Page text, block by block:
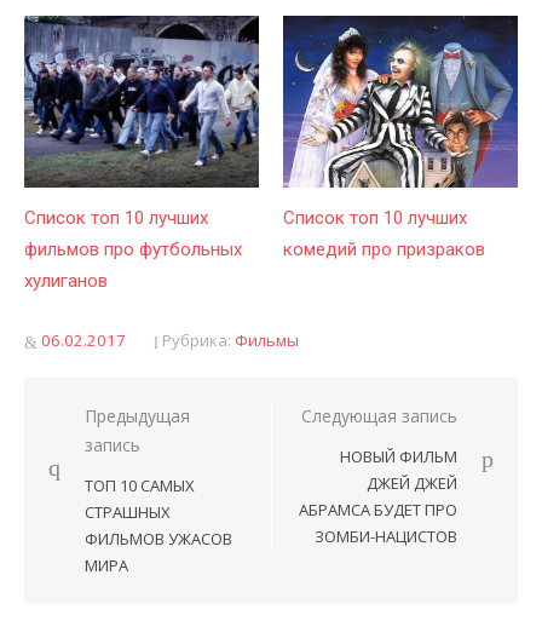
Список топ 10 лучших
фильмов про футбольных
хулиганов
Список топ 10 лучших
комедий про призраков
Опубликовано
06.02.2017 Рубрика: Фильмы
Навигация
по
записям
Предыдущая
запись
ТОП 10 САМЫХ
СТРАШНЫХ
ФИЛЬМОВ УЖАСОВ
МИРА
Следующая запись
НОВЫЙ ФИЛЬМ
ДЖЕЙ ДЖЕЙ
АБРАМСА БУДЕТ ПРО
ЗОМБИ-НАЦИСТОВ